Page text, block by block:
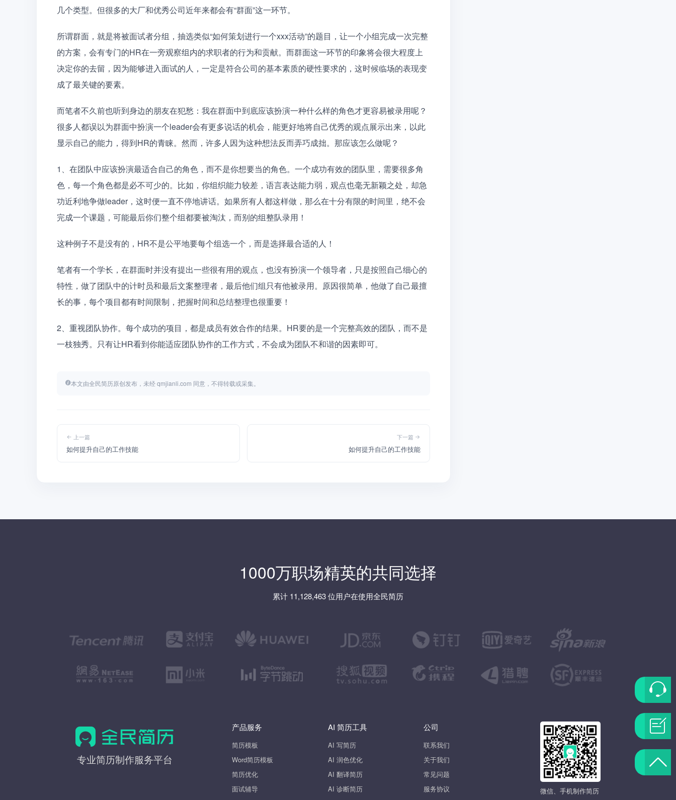
几个类型。但很多的大厂和优秀公司近年来都会有“群面”这一环节。
所谓群面，就是将被面试者分组，抽选类似“如何策划进行一个xxx活动”的题目，让一个小组完成一次完整
的方案，会有专门的HR在一旁观察组内的求职者的行为和贡献。而群面这一环节的印象将会很大程度上
决定你的去留，因为能够进入面试的人，一定是符合公司的基本素质的硬性要求的，这时候临场的表现变
成了最关键的要素。
而笔者不久前也听到身边的朋友在犯愁：我在群面中到底应该扮演一种什么样的角色才更容易被录用呢？
很多人都误以为群面中扮演一个leader会有更多说话的机会，能更好地将自己优秀的观点展示出来，以此
显示自己的能力，得到HR的青睐。然而，许多人因为这种想法反而弄巧成拙。那应该怎么做呢？
1、在团队中应该扮演最适合自己的角色，而不是你想要当的角色。一个成功有效的团队里，需要很多角
色，每一个角色都是必不可少的。比如，你组织能力较差，语言表达能力弱，观点也毫无新颖之处，却急
功近利地争做leader，这时便一直不停地讲话。如果所有人都这样做，那么在十分有限的时间里，绝不会
完成一个课题，可能最后你们整个组都要被淘汰，而别的组整队录用！
这种例子不是没有的，HR不是公平地要每个组选一个，而是选择最合适的人！
笔者有一个学长，在群面时并没有提出一些很有用的观点，也没有扮演一个领导者，只是按照自己细心的
特性，做了团队中的计时员和最后文案整理者，最后他们组只有他被录用。原因很简单，他做了自己最擅
长的事，每个项目都有时间限制，把握时间和总结整理也很重要！
2、重视团队协作。每个成功的项目，都是成员有效合作的结果。HR要的是一个完整高效的团队，而不是
一枝独秀。只有让HR看到你能适应团队协作的工作方式，不会成为团队不和谐的因素即可。
本文由全民简历原创发布，未经 qmjianli.com 同意，不得转载或采集。
上一篇
如何提升自己的工作技能
下一篇
如何提升自己的工作技能
1000万职场精英的共同选择
累计 11,128,463 位用户在使用全民简历
全
专业简历制作服务平台
产品服务
简历模板
Word简历模板
简历优化
面试辅导
AI 简历工具
AI 写简历
AI 润色优化
AI 翻译简历
AI 诊断简历
公司
联系我们
关于我们
常见问题
服务协议
微信、手机制作简历
联
系
客
服
题
反
返